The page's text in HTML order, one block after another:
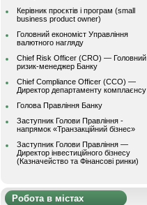
Керівник проєктів і програм (small
business product owner)
Головний економіст Управління
валютного нагляду
Chief Risk Officer (CRO) — Головний
ризик-менеджер Банку
Chief Compliance Officer (CCO) —
Директор департаменту комплаєнсу
Голова Правління Банку
Заступник Голови Правління -
напрямок «Транзакційний бізнес»
Заступник Голови Правління —
Директор інвестиційного бізнесу
(Казначейство та Фінансові ринки)
Робота в містах